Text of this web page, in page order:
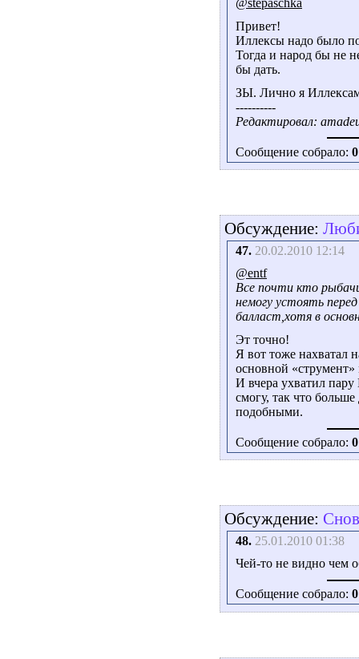
@stepaschka
Привет!
Иллексы надо было
Тогда и народ бы не
бы дать.
ЗЫ. Лично я
----------
Редактировал:
Сообщение собрало: 0
Обсуждение:
47. 20.02.2010 12:14
@entf
Все почти кто
немогу устоять
балласт,хотя в
Эт точно!
Я вот тоже нахватал
основной
И вчера ухватил
смогу, так что
подобными.
Сообщение собрало: 0
Обсуждение:
48. 25.01.2010 01:38
Чей-то не видно чем
Сообщение собрало: 0